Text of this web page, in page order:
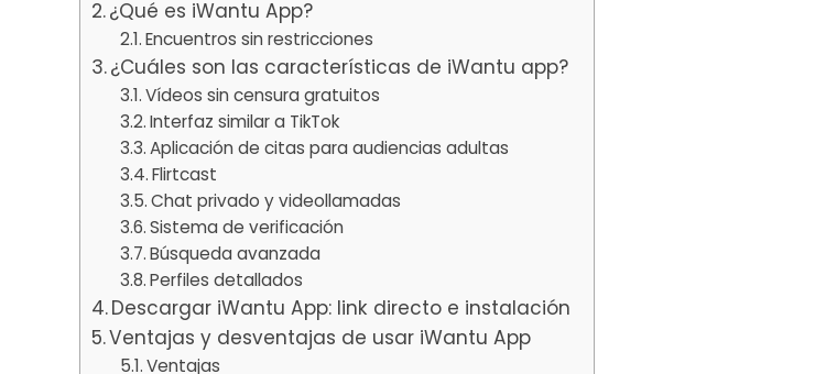
¿Qué es iWantu App?
Encuentros sin restricciones
¿Cuáles son las características de iWantu app?
Vídeos sin censura gratuitos
Interfaz similar a TikTok
Aplicación de citas para audiencias adultas
Flirtcast
Chat privado y videollamadas
Sistema de verificación
Búsqueda avanzada
Perfiles detallados
Descargar iWantu App: link directo e instalación
Ventajas y desventajas de usar iWantu App
Ventajas